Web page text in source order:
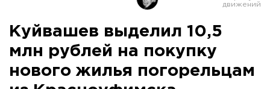
Оренбург
Куйвашев выделил 10,5
млн рублей на покупку
нового жилья погорельцам